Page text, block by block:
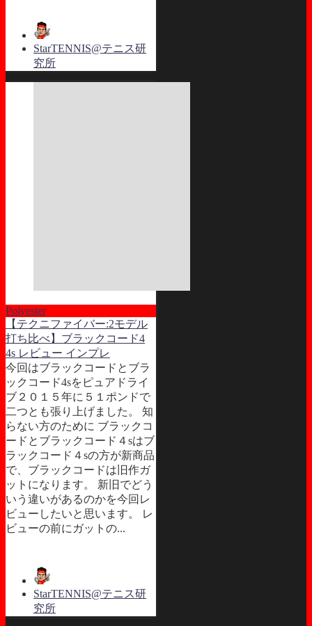
StarTENNIS@テニス研
究所
Polyester
【テクニファイバー:2モデル
打ち比べ】ブラックコード4
4s レビュー インプレ
今回はブラックコードとブラ
ックコード4sをピュアドライ
ブ２０１５年に５１ポンドで
二つとも張り上げました。 知
らない方のために ブラックコ
ードとブラックコード４sはブ
ラックコード４sの方が新商品
で、ブラックコードは旧作ガ
ットになります。 新旧でどう
いう違いがあるのかを今回レ
ビューしたいと思います。 レ
ビューの前にガットの...
StarTENNIS@テニス研
究所